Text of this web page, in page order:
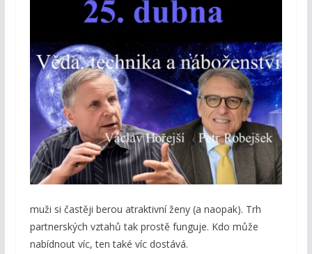
muži si častěji berou atraktivní ženy (a naopak). Trh
partnerských vztahů tak prostě funguje. Kdo může
nabídnout víc, ten také víc dostává.